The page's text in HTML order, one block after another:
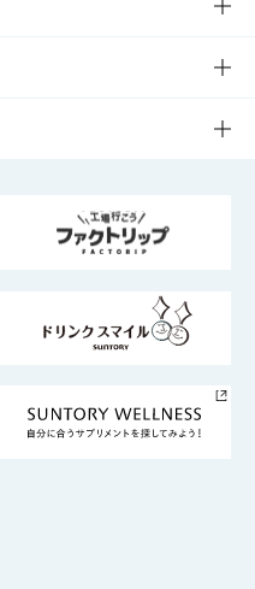
ビリティ経営